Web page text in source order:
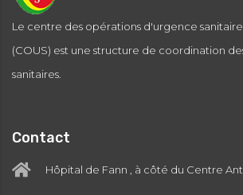
Le centre des opérations d'urgence sanitaire
(COUS) est une structure de coordination
sanitaires.
Contact
Hôpital de Fann , à côté du Centre